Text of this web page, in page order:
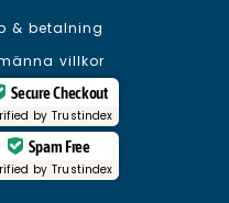
& betalning
villkor
Secure Checkout
byTrustindex
Spam Free
byTrustindex